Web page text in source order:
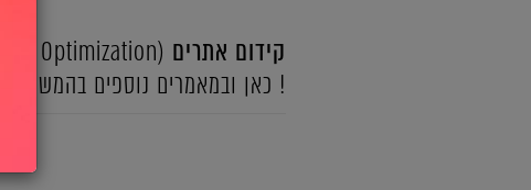
קידום אתרים
! כאן ובמאמרים נוספים בהמשך,